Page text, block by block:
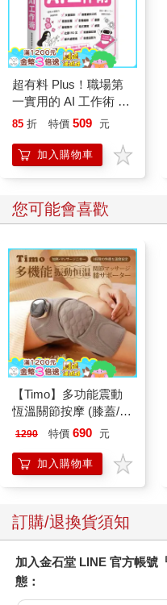
超有料 Plus！職場第
一實用的 AI 工作術 -
用對 AI 工具、自動化
進化！
85 折 特價 509 元
加入購物車
您可能會喜歡
【Timo】多功能震動
恆溫關節按摩 (膝蓋/
肩/手肘通用) 無線充電
膝熱敷 【單入組】
1290 特價 690 元
加入購物車
訂購/退換貨須知
加入金石堂 LINE 官方帳號
態：